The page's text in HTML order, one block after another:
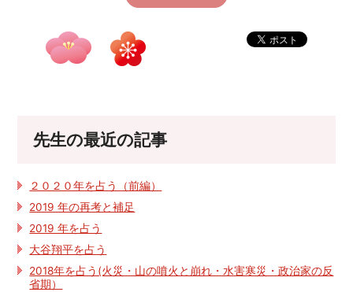
先生の最近の記事
２０２０年を占う（前編）
2019 年の再考と補足
2019 年を占う
大谷翔平を占う
2018年を占う(火災・山の噴火と崩れ・水害寒災・政治家の反
省期）